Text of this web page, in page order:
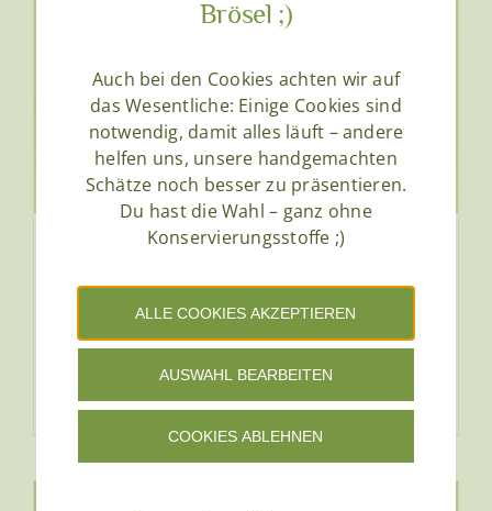
der
gewählt
werden
Lippenbalsam Lavendel
7,50 Enthält 20% MwSt.
In den Warenkorb Details
Brösel ;)
Auch bei den Cookies achten wir auf
das Wesentliche: Einige Cookies sind
notwendig, damit alles läuft – andere
helfen uns, unsere handgemachten
Schätze noch besser zu präsentieren.
Du hast die Wahl – ganz ohne
Konservierungsstoffe ;)
ALLE COOKIES AKZEPTIEREN
AUSWAHL BEARBEITEN
COOKIES ABLEHNEN